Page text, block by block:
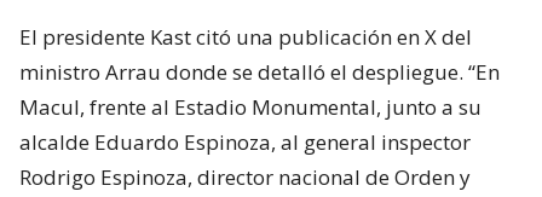
El presidente Kast citó una publicación en X del
ministro Arrau donde se detalló el despliegue. “En
Macul, frente al Estadio Monumental, junto a su
alcalde Eduardo Espinoza, al general inspector
Rodrigo Espinoza, director nacional de Orden y